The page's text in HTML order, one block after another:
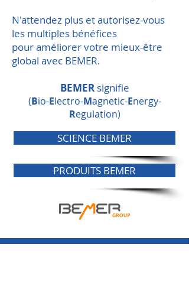
N'attendez plus et autorisez-vous
les multiples bénéfices
pouraméliorer votre mieux-être
global avec BEMER.
BEMER signifie
(Bio-Electro-Magnetic-Energy-
Regulation)
SCIENCE BEMER
PRODUITS BEMER